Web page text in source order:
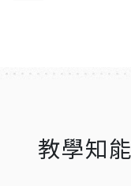
教學知